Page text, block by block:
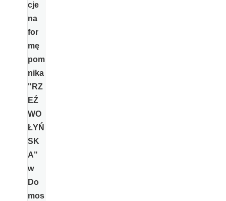
cje
na
for
mę
pom
nika
"RZ
EŹ
WO
ŁYŃ
SK
A"
w
Do
mos